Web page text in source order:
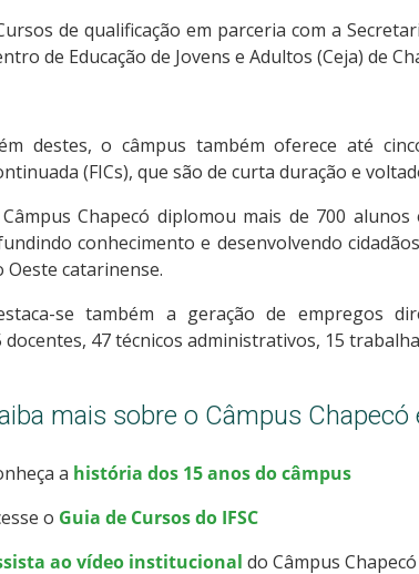
de qualificação em parceria com a
de Educação de Jovens e Adultos (Ceja) de
destes, o câmpus também oferece até
(FICs), que são de curta duração e
Chapecó diplomou mais de 700
conhecimento e desenvolvendo
Oeste catarinense.
se também a geração de empregos
docentes, 47 técnicos administrativos, 15
mais sobre o Câmpus Chapecó
a história dos 15 anos do câmpus
o Guia de Cursos do IFSC
ao vídeo institucional do Câmpus Chapecó